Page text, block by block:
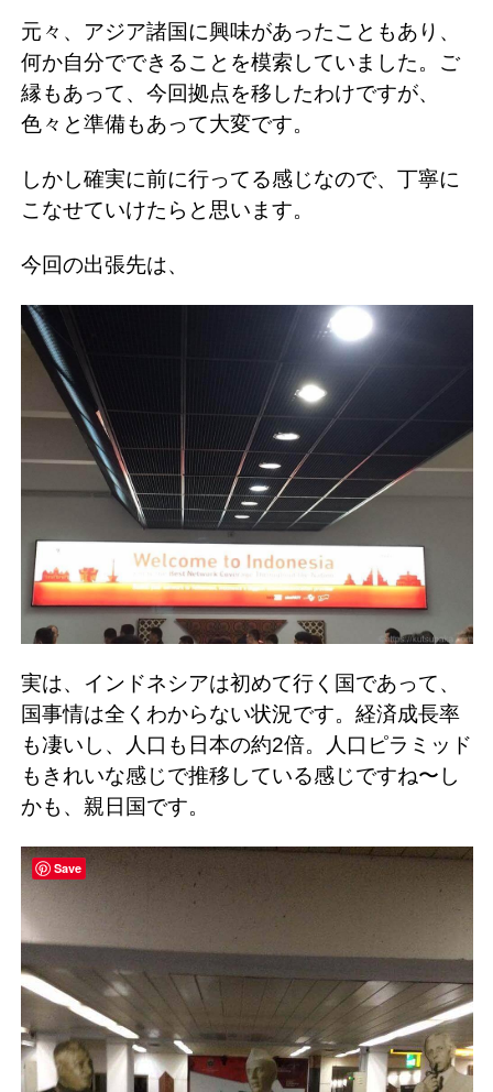
元々、アジア諸国に興味があったこともあり、
何か自分でできることを模索していました。ご
縁もあって、今回拠点を移したわけですが、
色々と準備もあって大変です。
しかし確実に前に行ってる感じなので、丁寧に
こなせていけたらと思います。
今回の出張先は、
実は、インドネシアは初めて行く国であって、
国事情は全くわからない状況です。経済成長率
も凄いし、人口も日本の約2倍。人口ピラミッド
もきれいな感じで推移している感じですね〜し
かも、親日国です。
Save